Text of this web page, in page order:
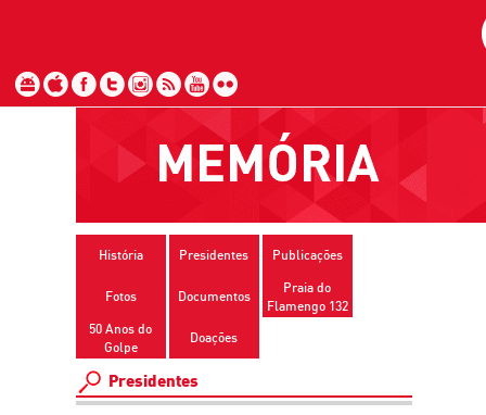
História Presidentes Publicações
Fotos Documentos
Praia do
Flamengo 132
50 Anos do
Golpe
Doações
Presidentes